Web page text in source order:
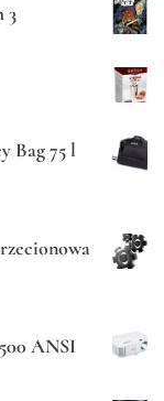
3
Bag 75 l
ANSI